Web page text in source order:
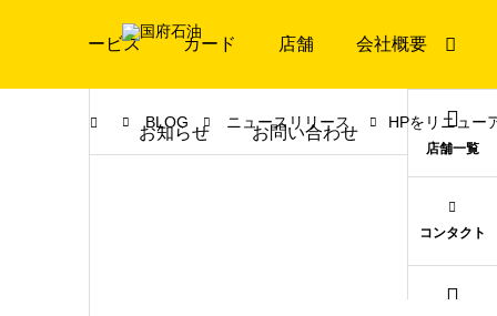
サービス カード 店舗 会社概要
お知らせ お問い合わせ
店舗一覧
コンタクト
BLOG ニュースリリース HPをリニュー